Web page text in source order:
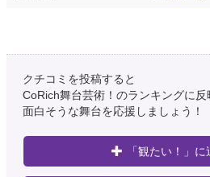
クチコミを投稿すると
CoRich舞台芸術！のランキングに反
面白そうな舞台を応援しましょう！
「観たい！」に